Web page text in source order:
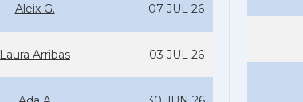
Aleix G. 07 JUL 26
Laura Arribas 03 JUL 26